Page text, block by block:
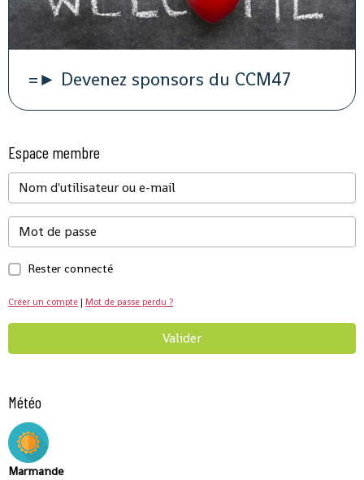
=► Devenez sponsors du CCM47
Espace membre
Rester connecté
Créer un compte | Mot de passe perdu ?
Valider
Météo
Marmande